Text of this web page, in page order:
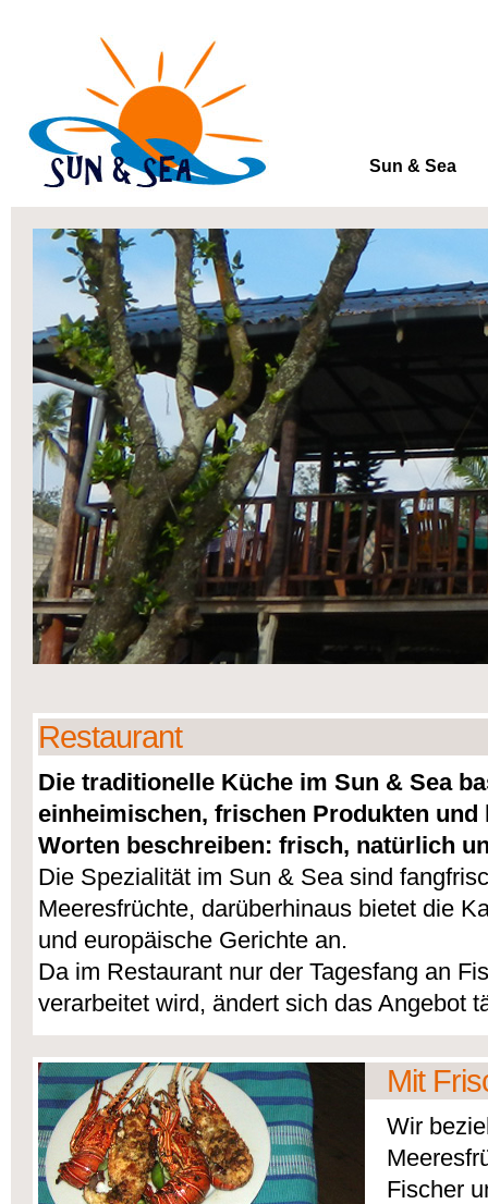
Sun & Sea
Restaurant
Die traditionelle Küche im Sun & Sea
einheimischen, frischen Produkten
Worten beschreiben: frisch, natürlich
Die Spezialität im Sun & Sea sind
Meeresfrüchte, darüberhinaus bietet die
und europäische Gerichte an.
Da im Restaurant nur der Tagesfang an
verarbeitet wird, ändert sich das Angebot
Mit
Wir
Fischer